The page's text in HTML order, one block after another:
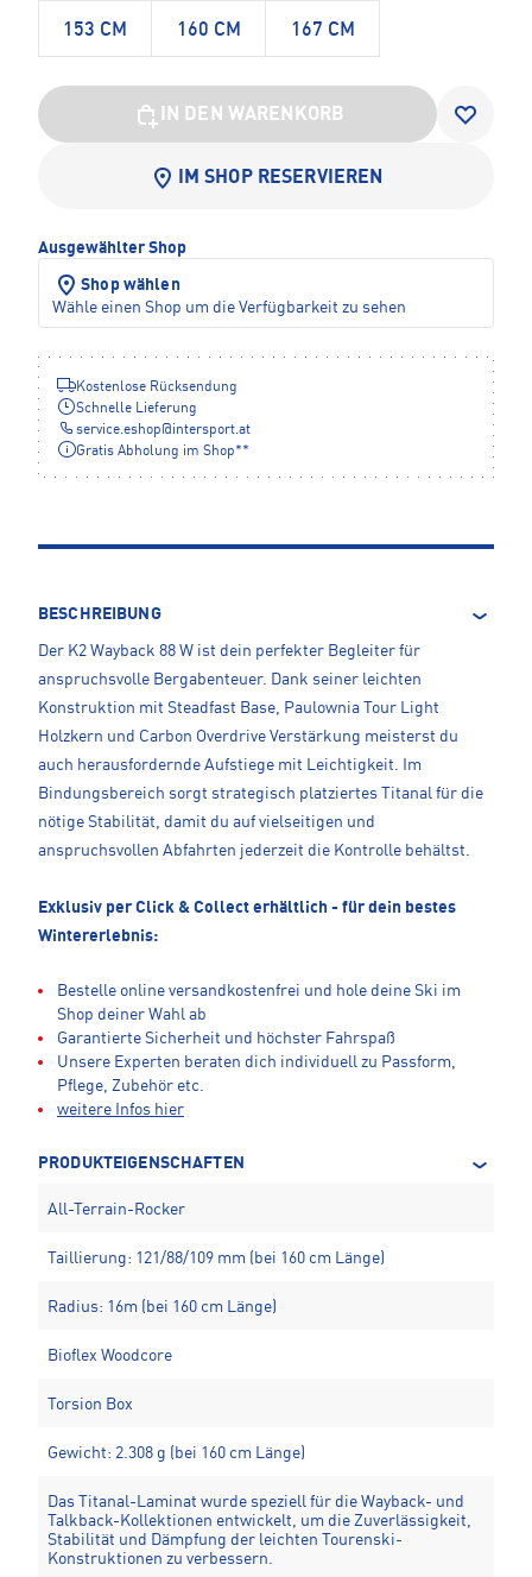
153 CM 160 CM 167 CM
IN DEN WARENKORB
IM SHOP RESERVIEREN
Ausgewählter Shop
Shop wählen
Wähle einen Shop um die Verfügbarkeit zu sehen
Kostenlose Rücksendung
Schnelle Lieferung
service.eshop@intersport.at
Gratis Abholung im Shop**
BESCHREIBUNG
Der K2 Wayback 88 W ist dein perfekter Begleiter für
anspruchsvolle Bergabenteuer. Dank seiner leichten
Konstruktion mit Steadfast Base, Paulownia Tour Light
Holzkern und Carbon Overdrive Verstärkung meisterst du
auch herausfordernde Aufstiege mit Leichtigkeit. Im
Bindungsbereich sorgt strategisch platziertes Titanal für die
nötige Stabilität, damit du auf vielseitigen und
anspruchsvollen Abfahrten jederzeit die Kontrolle behältst.
Exklusiv per Click & Collect erhältlich - für dein bestes
Wintererlebnis:
Bestelle online versandkostenfrei und hole deine Ski im
Shop deiner Wahl ab
Garantierte Sicherheit und höchster Fahrspaß
Unsere Experten beraten dich individuell zu Passform,
Pflege, Zubehör etc.
weitere Infos hier
PRODUKTEIGENSCHAFTEN
All-Terrain-Rocker
Taillierung: 121/88/109 mm (bei 160 cm Länge)
Radius: 16m (bei 160 cm Länge)
Bioflex Woodcore
Torsion Box
Gewicht: 2.308 g (bei 160 cm Länge)
Das Titanal-Laminat wurde speziell für die Wayback- und
Talkback-Kollektionen entwickelt, um die Zuverlässigkeit,
Stabilität und Dämpfung der leichten Tourenski-
Konstruktionen zu verbessern.